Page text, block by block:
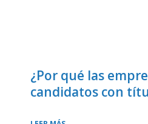
¿Por qué las
candidatos con